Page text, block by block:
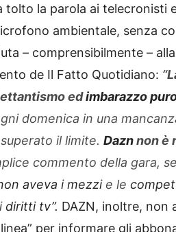
tolto la parola ai telecronisti
ambientale, senza
– comprensibilmente –
de Il Fatto Quotidiano: “
edimbarazzo
domenica in una
il limite. Daznnon è
commento della gara,
aveva i mezzie le
diritti tv”. DAZN, inoltre, non
per informare gli